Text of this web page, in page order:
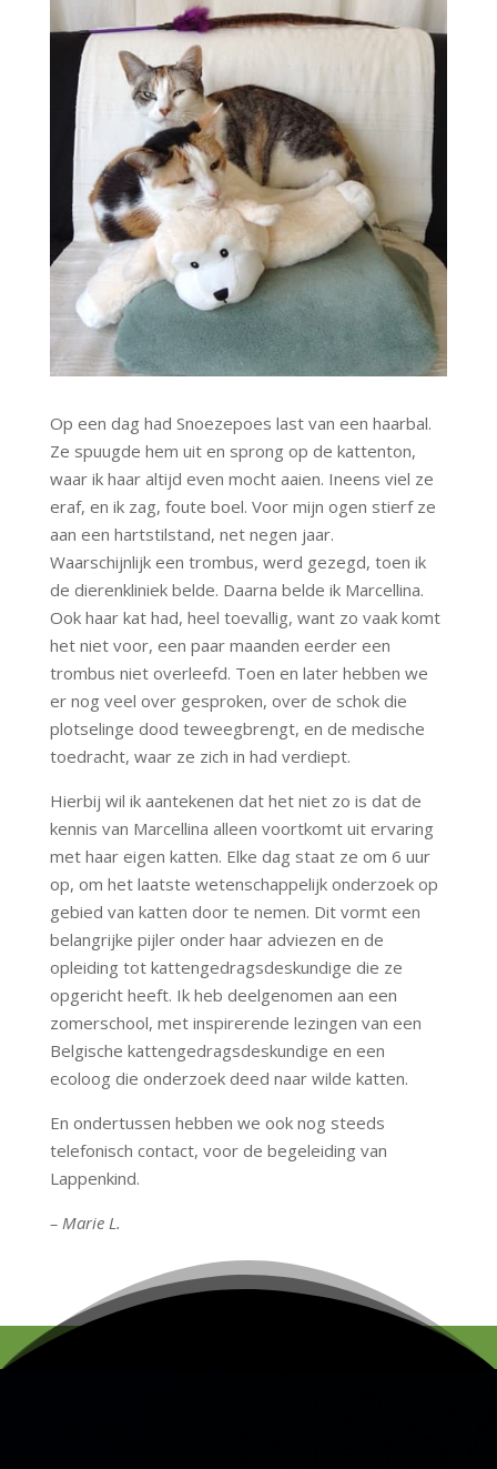
Op een dag had Snoezepoes last van een haarbal.
Ze spuugde hem uit en sprong op de kattenton,
waar ik haar altijd even mocht aaien. Ineens viel ze
eraf, en ik zag, foute boel. Voor mijn ogen stierf ze
aan een hartstilstand, net negen jaar.
Waarschijnlijk een trombus, werd gezegd, toen ik
de dierenkliniek belde. Daarna belde ik Marcellina.
Ook haar kat had, heel toevallig, want zo vaak komt
het niet voor, een paar maanden eerder een
trombus niet overleefd. Toen en later hebben we
er nog veel over gesproken, over de schok die
plotselinge dood teweegbrengt, en de medische
toedracht, waar ze zich in had verdiept.
Hierbij wil ik aantekenen dat het niet zo is dat de
kennis van Marcellina alleen voortkomt uit ervaring
met haar eigen katten. Elke dag staat ze om 6 uur
op, om het laatste wetenschappelijk onderzoek op
gebied van katten door te nemen. Dit vormt een
belangrijke pijler onder haar adviezen en de
opleiding tot kattengedragsdeskundige die ze
opgericht heeft. Ik heb deelgenomen aan een
zomerschool, met inspirerende lezingen van een
Belgische kattengedragsdeskundige en een
ecoloog die onderzoek deed naar wilde katten.
En ondertussen hebben we ook nog steeds
telefonisch contact, voor de begeleiding van
Lappenkind.
– Marie L.